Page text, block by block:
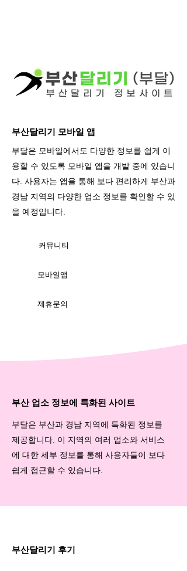
부산달리기 모바일 앱
부달은 모바일에서도 다양한 정보를 쉽게 이
용할 수 있도록 모바일 앱을 개발 중에 있습니
다. 사용자는 앱을 통해 보다 편리하게 부산과
경남 지역의 다양한 업소 정보를 확인할 수 있
을 예정입니다.
커뮤니티
모바일앱
제휴문의
부산 업소 정보에 특화된 사이트
부달은 부산과 경남 지역에 특화된 정보를
제공합니다. 이 지역의 여러 업소와 서비스
에 대한 세부 정보를 통해 사용자들이 보다
쉽게 접근할 수 있습니다.
부산달리기 후기